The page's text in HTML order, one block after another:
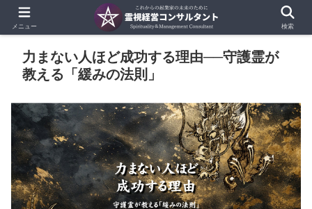
​​​力まない人ほど成功する理由──守護霊が
教える「緩みの法則」
メニュー 検索